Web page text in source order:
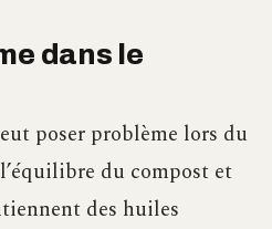
dans le
poser problème lors du
du compost et
des huiles